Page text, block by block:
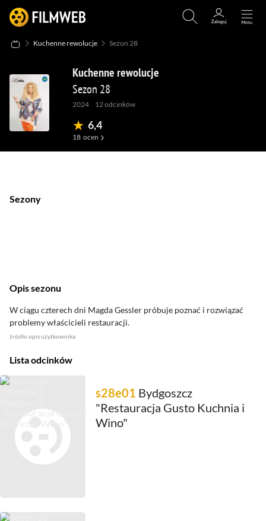
Kuchenne rewolucje Sezon 28
Kuchenne rewolucje
Sezon 28
2024 12 odcinków
6,4
18 ocen
Sezony
Opis sezonu
W ciągu czterech dni Magda Gessler próbuje poznać i rozwiązać
problemy właścicieli restauracji.
źródło opis użytkownika
Lista odcinków
s28e01 Bydgoszcz
"Restauracja Gusto Kuchnia i
Wino"